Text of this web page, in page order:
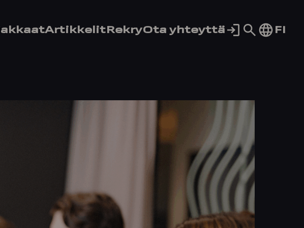
ArtikkelitRekryOta yhteyttä
Siirry FI